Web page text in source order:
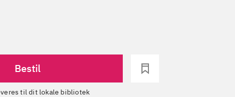
Bestil
til dit lokale bibliotek